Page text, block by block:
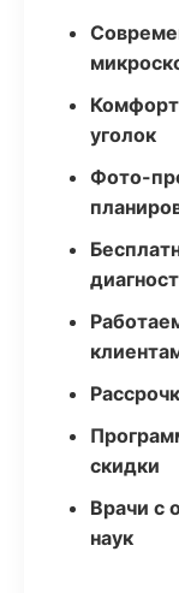
уголок
Фото-
скидки
Врачи с
наук